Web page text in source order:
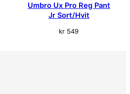
Umbro Ux Pro Reg Pant
Jr Sort/Hvit
kr 549